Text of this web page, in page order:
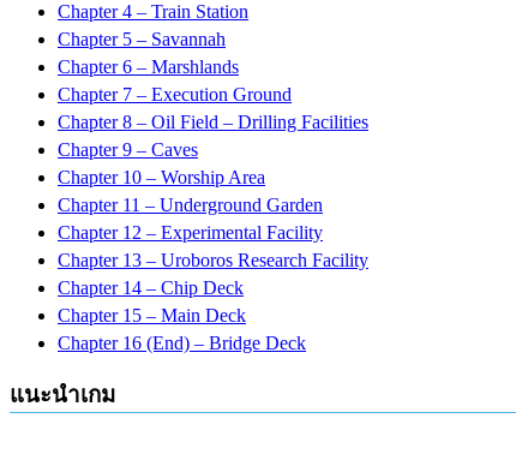
Chapter 4 – Train Station
Chapter 5 – Savannah
Chapter 6 – Marshlands
Chapter 7 – Execution Ground
Chapter 8 – Oil Field – Drilling Facilities
Chapter 9 – Caves
Chapter 10 – Worship Area
Chapter 11 – Underground Garden
Chapter 12 – Experimental Facility
Chapter 13 – Uroboros Research Facility
Chapter 14 – Chip Deck
Chapter 15 – Main Deck
Chapter 16 (End) – Bridge Deck
แนะนำเกม